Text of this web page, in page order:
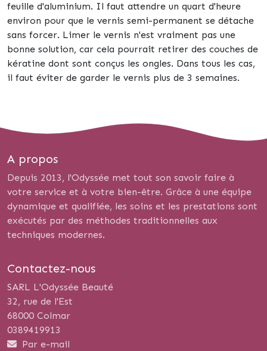
feuille d'aluminium. Il faut attendre un quart d'heure
environ pour que le vernis semi-permanent se détache
sans forcer. Limer le vernis n'est vraiment pas une
bonne solution, car cela pourrait retirer des couches de
kératine dont sont conçus les ongles. Dans tous les cas,
il faut éviter de garder le vernis plus de 3 semaines.
A propos
Depuis 2013, l'Odyssée met tout son savoir faire à
votre service et à votre bien-être. Grâce à une équipe
dynamique et qualifiée, les soins et les prestations sont
exécutés par des méthodes traditionnelles aux
techniques modernes.
Contactez-nous
SARL L'Odyssée Beauté
32, rue de l'Est
68000 Colmar
0389419913
Par e-mail